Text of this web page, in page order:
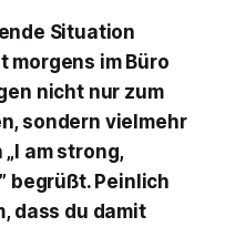
Situation
morgens im Büro
nicht nur zum
sondern vielmehr
am strong,
begrüßt. Peinlich
dass du damit